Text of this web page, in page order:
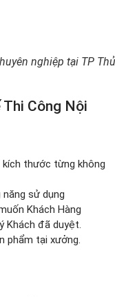
nghiệp tại TP Thủ
Thi Công Nội
thước từng không
sử dụng
Khách Hàng
Khách đã duyệt.
phẩm tại xưởng.